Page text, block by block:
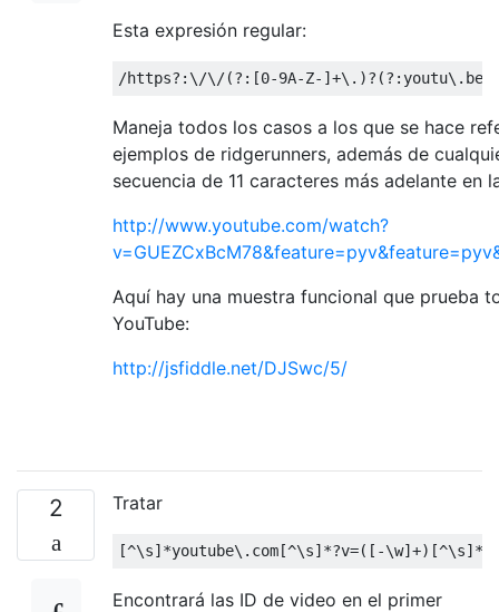
Esta expresión regular:
/https?:\/\/(?:[0-9A-Z-
Maneja todos los casos a los que se hace
ejemplos de ridgerunners, además de
secuencia de 11 caracteres más adelante en
http://www.youtube.com/watch?
Aquí hay una muestra funcional que prueba
YouTube:
http://jsfiddle.net/DJSwc/5/
2 Tratar
[^\s]*youtube\.com[^\s]*?v=([-\w]+)[^\s]*
Encontrará las ID de video en el primer